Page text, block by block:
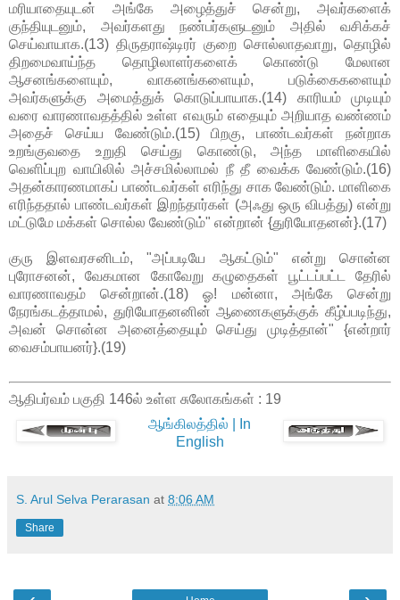
மரியாதையுடன் அங்கே அழைத்துச் சென்று, அவர்களைக்
குந்தியுடனும், அவர்களது நண்பர்களுடனும் அதில் வசிக்கச்
செய்வாயாக.(13) திருதராஷ்டிரர் குறை சொல்லாதவாறு, தொழில்
திறமைவாய்ந்த தொழிலாளர்களைக் கொண்டு மேலான
ஆசனங்களையும், வாகனங்களையும், படுக்கைகளையும்
அவர்களுக்கு அமைத்துக் கொடுப்பாயாக.(14) காரியம் முடியும்
வரை வாரணாவதத்தில் உள்ள எவரும் எதையும் அறியாத வண்ணம்
அதைச் செய்ய வேண்டும்.(15) பிறகு, பாண்டவர்கள் நன்றாக
உறங்குவதை உறுதி செய்து கொண்டு, அந்த மாளிகையில்
வெளிப்புற வாயிலில் அச்சமில்லாமல் நீ தீ வைக்க வேண்டும்.(16)
அதன்காரணமாகப் பாண்டவர்கள் எரிந்து சாக வேண்டும். மாளிகை
எரிந்ததால் பாண்டவர்கள் இறந்தார்கள் (அஃது ஒரு விபத்து) என்று
மட்டுமே மக்கள் சொல்ல வேண்டும்" என்றான் {துரியோதனன்}.(17)
குரு இளவரசனிடம், "அப்படியே ஆகட்டும்" என்று சொன்ன
புரோசனன், வேகமான கோவேறு கழுதைகள் பூட்டப்பட்ட தேரில்
வாரணாவதம் சென்றான்.(18) ஓ! மன்னா, அங்கே சென்று
நேரங்கடத்தாமல், துரியோதனனின் ஆணைகளுக்குக் கீழ்ப்படிந்து,
அவன் சொன்ன அனைத்தையும் செய்து முடித்தான்" {என்றார்
வைசம்பாயனர்}.(19)
ஆதிபர்வம் பகுதி 146ல் உள்ள சுலோகங்கள் : 19
ஆங்கிலத்தில் | In
English
S. Arul Selva Perarasan at 8:06 AM
Share